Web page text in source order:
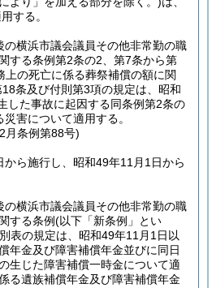
する。
の横浜市議会議員その他非常勤の職
する条例第2条の2、第7条から第
上の死亡に係る葬祭補償の額に関
18条及び付則第3項の規定は、昭和
した事故に起因する同条例第2条の
害について適用する。
月条例第88号)
から施行し、昭和49年11月1日から
の横浜市議会議員その他非常勤の職
する条例(以下「新条例」とい
表の規定は、昭和49年11月1日以
年金及び障害補償年金並びに同日
生じた障害補償一時金について適
る遺族補償年金及び障害補償年金